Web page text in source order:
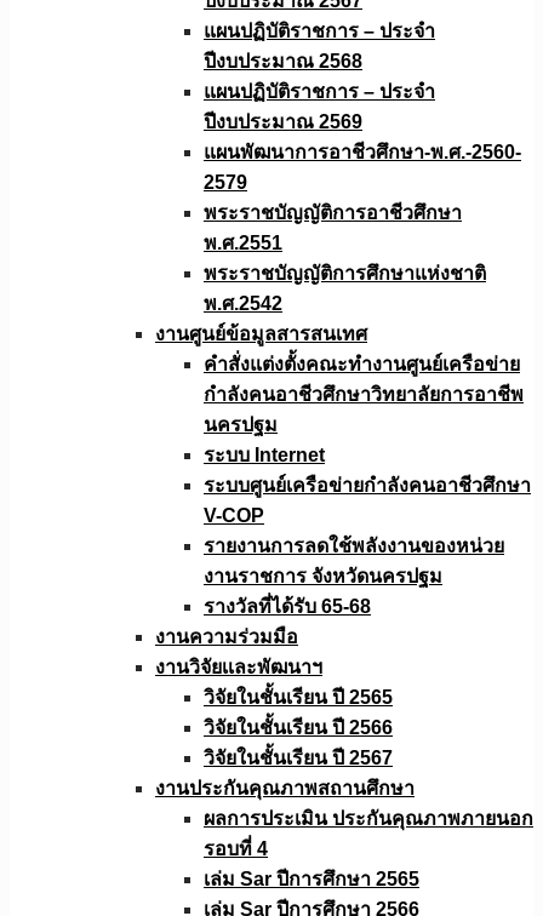
แผนปฏิบัติราชการ – ประจำ
ปีงบประมาณ 2568
แผนปฏิบัติราชการ – ประจำ
ปีงบประมาณ 2569
แผนพัฒนาการอาชีวศึกษา-พ.ศ.-2560-
2579
พระราชบัญญัติการอาชีวศึกษา
พ.ศ.2551
พระราชบัญญัติการศึกษาแห่งชาติ
พ.ศ.2542
งานศูนย์ข้อมูลสารสนเทศ
คำสั่งแต่งตั้งคณะทำงานศูนย์เครือข่าย
กำลังคนอาชีวศึกษาวิทยาลัยการอาชีพ
นครปฐม
ระบบ Internet
ระบบศูนย์เครือข่ายกำลังคนอาชีวศึกษา
V-COP
รายงานการลดใช้พลังงานของหน่วย
งานราชการ จังหวัดนครปฐม
รางวัลที่ได้รับ 65-68
งานความร่วมมือ
งานวิจัยเเละพัฒนาฯ
วิจัยในชั้นเรียน ปี 2565
วิจัยในชั้นเรียน ปี 2566
วิจัยในชั้นเรียน ปี 2567
งานประกันคุณภาพสถานศึกษา
ผลการประเมิน ประกันคุณภาพภายนอก
รอบที่ 4
เล่ม Sar ปีการศึกษา 2565
เล่ม Sar ปีการศึกษา 2566